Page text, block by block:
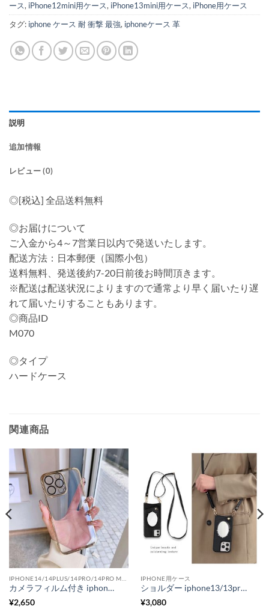
ース, iPhone12mini用ケース, iPhone13mini用ケース, iPhone用ケース
タグ: iphone ケース 耐 衝撃 最強, iphoneケース 革
説明
追加情報
レビュー (0)
◎[税込] 全品送料無料
◎お届けについて
ご入金から4～7営業日以内で発送いたします。
配送方法：日本郵便（国際小包）
送料無料、発送後約7-20日前後お時間頂きます。
※配送は配送状況によりますので通常より早く届いたり遅
れて届いたりすることもあります。
◎商品ID
M070
◎タイプ
ハードケース
関連商品
カメラフィルム付き iphone15 ケース 透明 iphone15pro/15plus ケース メタリック アイフォン14/14pro カバー ペア
¥2,650
IPHONE用ケース
ショルダー iphone13/13promaxケース ミラー 付き iphone12/11 ケース 韓国 スタンド付き スマホケース カード収納
¥3,080